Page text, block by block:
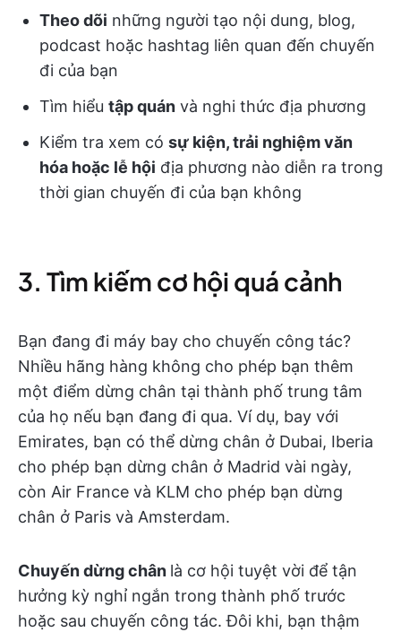
Theo dõi những người tạo nội dung, blog,
podcast hoặc hashtag liên quan đến chuyến
đi của bạn
Tìm hiểu tập quán và nghi thức địa phương
Kiểm tra xem có sự kiện, trải nghiệm văn
hóa hoặc lễ hội địa phương nào diễn ra trong
thời gian chuyến đi của bạn không
3. Tìm kiếm cơ hội quá cảnh
Bạn đang đi máy bay cho chuyến công tác?
Nhiều hãng hàng không cho phép bạn thêm
một điểm dừng chân tại thành phố trung tâm
của họ nếu bạn đang đi qua. Ví dụ, bay với
Emirates, bạn có thể dừng chân ở Dubai, Iberia
cho phép bạn dừng chân ở Madrid vài ngày,
còn Air France và KLM cho phép bạn dừng
chân ở Paris và Amsterdam.
Chuyến dừng chân là cơ hội tuyệt vời để tận
hưởng kỳ nghỉ ngắn trong thành phố trước
hoặc sau chuyến công tác. Đôi khi, bạn thậm